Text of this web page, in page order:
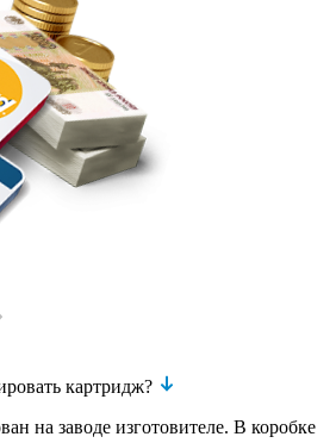
картридж?
на заводе изготовителе. В коробке